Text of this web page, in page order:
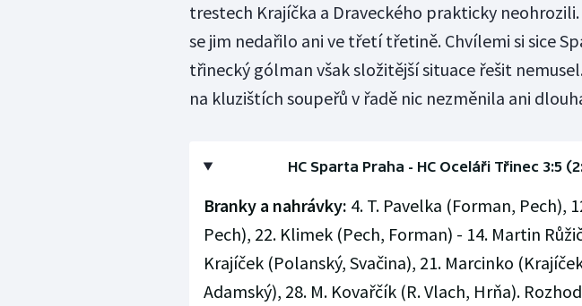
trestech Krajíčka a Draveckého prakticky
se jim nedařilo ani ve třetí třetině. Chvílemi si sice
třinecký gólman však složitější situace řešit
na kluzištích soupeřů v řadě nic nezměnila ani
HC Sparta Praha - HC Oceláři Třinec 3:5
Branky a nahrávky: 4. T. Pavelka (Forman, Pech),
Pech), 22. Klimek (Pech, Forman) - 14. Martin
Krajíček (Polanský, Svačina), 21. Marcinko
Adamský), 28. M. Kovařčík (R. Vlach, Hrňa).